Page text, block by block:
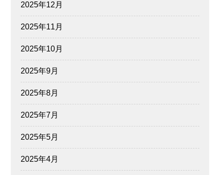
2025年12月
2025年11月
2025年10月
2025年9月
2025年8月
2025年7月
2025年5月
2025年4月